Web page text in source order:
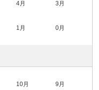
4月 3月
1月 0月
10月 9月